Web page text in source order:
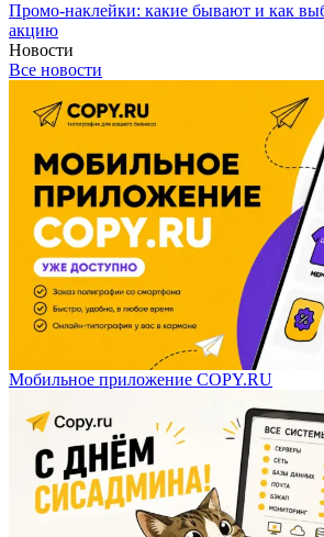
Промо-наклейки: какие бывают и как
акцию
Новости
Все новости
Мобильное приложение COPY.RU